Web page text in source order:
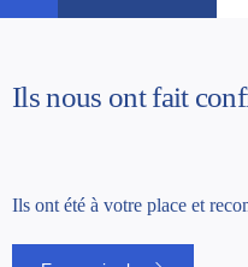
Ils nous ont fait
Ils ont été à votre place et